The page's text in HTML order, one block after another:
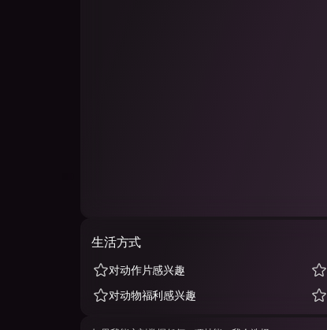
生活方式
对动作片感兴趣
对动物福利感兴趣